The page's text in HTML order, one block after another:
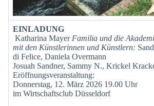
EINLADUNG
Katharina Mayer Familia und die
mit den Künstlerinnen und Künstlern:
di Felice, Daniela Overmann
Josuah Sandner, Sammy N., Krickel
Eröffnungsveranstaltung:
Donnerstag, 12. März 2026 19.00 Uhr
im Wirtschaftsclub Düsseldorf